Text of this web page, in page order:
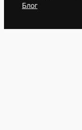
Блог